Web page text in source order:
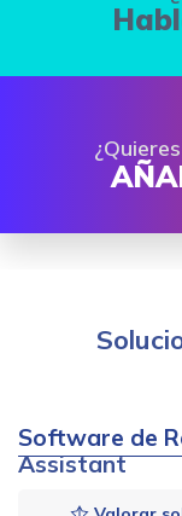
Software de
Assistant